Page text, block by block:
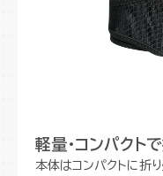
軽量・コンパクト
本体はコンパクトに折